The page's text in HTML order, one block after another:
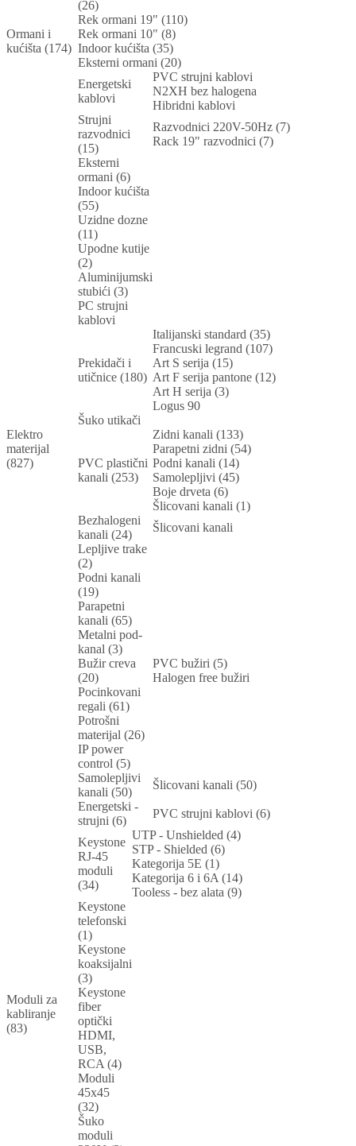
(26)
Ormani i
kućišta (174)
Rek ormani 19" (110)
Rek ormani 10" (8)
Indoor kućišta (35)
Eksterni ormani (20)
Elektro
materijal
(827)
Energetski
kablovi
PVC strujni kablovi
N2XH bez halogena
Hibridni kablovi
Strujni
razvodnici
(15)
Razvodnici 220V-50Hz (7)
Rack 19" razvodnici (7)
Eksterni
ormani (6)
Indoor kućišta
(55)
Uzidne dozne
(11)
Upodne kutije
(2)
Aluminijumski
stubići (3)
PC strujni
kablovi
Prekidači i
utičnice (180)
Italijanski standard (35)
Francuski legrand (107)
Art S serija (15)
Art F serija pantone (12)
Art H serija (3)
Logus 90
Šuko utikači
PVC plastični
kanali (253)
Zidni kanali (133)
Parapetni zidni (54)
Podni kanali (14)
Samolepljivi (45)
Boje drveta (6)
Šlicovani kanali (1)
Bezhalogeni
kanali (24)
Šlicovani kanali
Lepljive trake
(2)
Podni kanali
(19)
Parapetni
kanali (65)
Metalni pod-
kanal (3)
Bužir creva
(20)
PVC bužiri (5)
Halogen free bužiri
Pocinkovani
regali (61)
Potrošni
materijal (26)
IP power
control (5)
Samolepljivi
kanali (50)
Šlicovani kanali (50)
Energetski -
strujni (6)
PVC strujni kablovi (6)
Moduli za
kabliranje
(83)
Keystone
RJ-45
moduli
(34)
UTP - Unshielded (4)
STP - Shielded (6)
Kategorija 5E (1)
Kategorija 6 i 6A (14)
Tooless - bez alata (9)
Keystone
telefonski
(1)
Keystone
koaksijalni
(3)
Keystone
fiber
optički
HDMI,
USB,
RCA (4)
Moduli
45x45
(32)
Šuko
moduli